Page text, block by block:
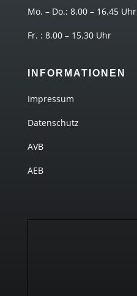
Mo. – Do.: 8.00 – 16.45 Uhr
Fr. : 8.00 – 15.30 Uhr
INFORMATIONEN
Impressum
Datenschutz
AVB
AEB